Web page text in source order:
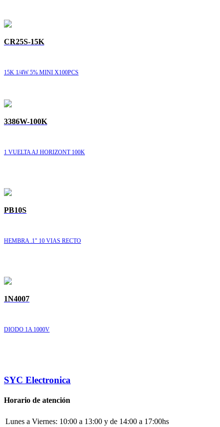
CR25S-15K
15K 1/4W 5% MINI X100PCS
3386W-100K
1 VUELTA AJ HORIZONT 100K
PB10S
HEMBRA .1" 10 VIAS RECTO
1N4007
DIODO 1A 1000V
SYC Electronica
Horario de atención
Lunes a Viernes: 10:00 a 13:00 y de 14:00 a 17:00hs